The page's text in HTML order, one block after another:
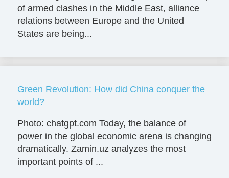
of armed clashes in the Middle East, alliance
relations between Europe and the United
States are being...
Green Revolution: How did China conquer the
world?
Photo: chatgpt.com Today, the balance of
power in the global economic arena is changing
dramatically. Zamin.uz analyzes the most
important points of ...